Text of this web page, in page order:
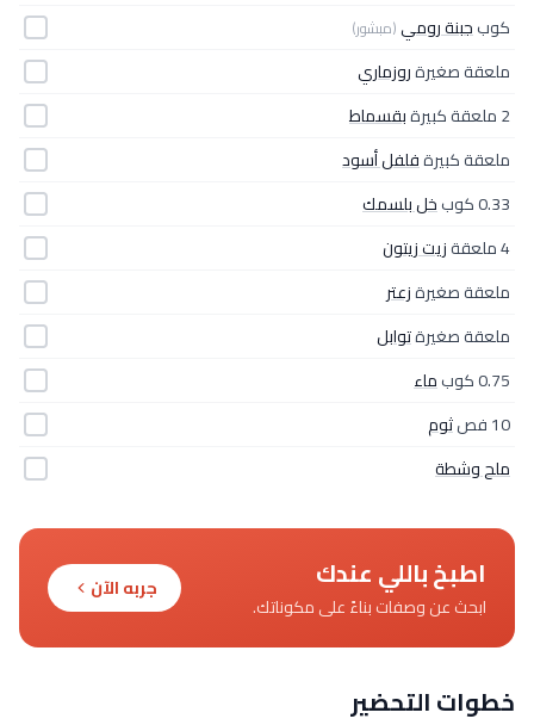
كوبجبنة رومي (مبشور)
ملعقة صغيرةروزماري
2 ملعقة كبيرة
بقسماط
ملعقة كبيرةفلفل أسود
0.33 كوب
خل بلسمك
4 ملعقة
زيت زيتون
ملعقة صغيرةزعتر
ملعقة صغيرةتوابل
0.75 كوب
ماء
10 فص
ثوم
ملح وشطة
اطبخ باللي عندك
ابحث عن وصفات بناءً على مكوناتك.
جربه الآن
خطوات التحضير